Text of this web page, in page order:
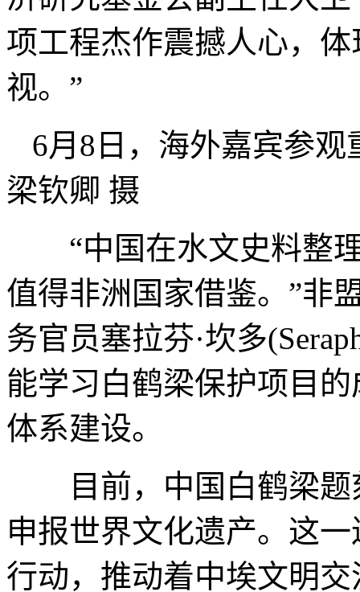
项工程杰作震撼人心，
视。”
6月8日，海外嘉宾参
梁钦卿 摄
“中国在水文史料整理
值得非洲国家借鉴。”非
务官员塞拉芬·坎多
能学习白鹤梁保护项目
体系建设。
目前，中国白鹤梁题
申报世界文化遗产。这
行动，推动着中埃文明